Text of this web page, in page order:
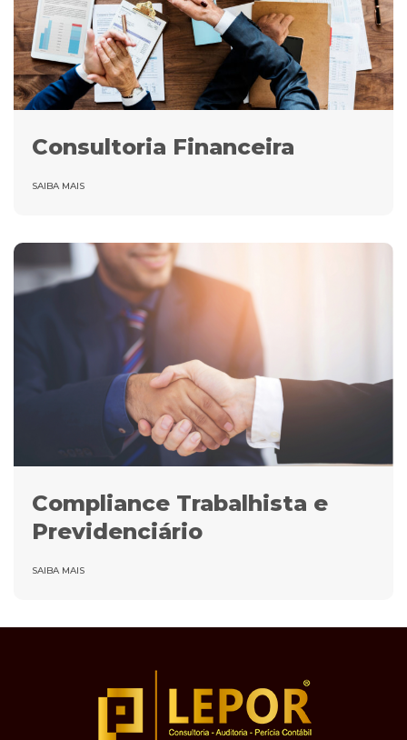
Consultoria Financeira
SAIBA MAIS
Compliance Trabalhista e
Previdenciário
SAIBA MAIS